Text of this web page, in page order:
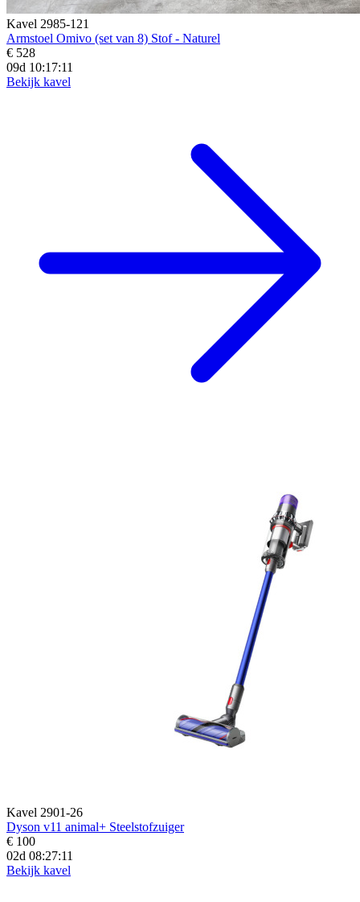
Kavel 2985-121
Armstoel Omivo (set van 8) Stof - Naturel
€ 528
09d 10:17:10
Bekijk kavel
Kavel 2901-26
Dyson v11 animal+ Steelstofzuiger
€ 100
02d 08:27:10
Bekijk kavel